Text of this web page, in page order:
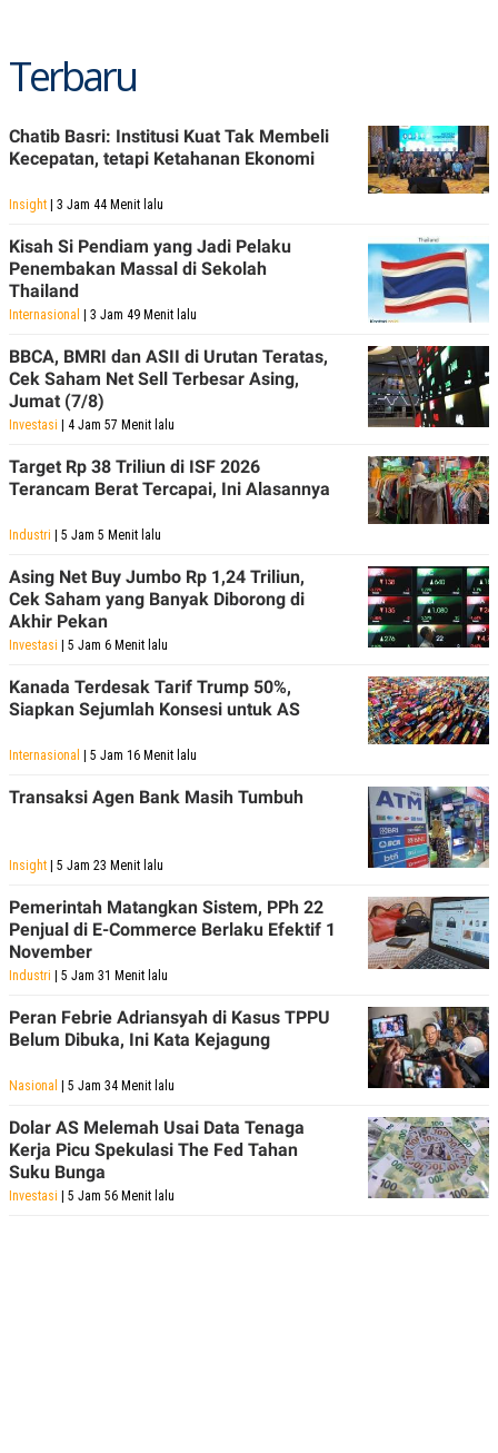
SITEMAP PROFILETERM
OF
USE
PEMBERITAAN
PRIVACY
POLICY
Terbaru
Chatib Basri: Institusi Kuat Tak Membeli
Kecepatan, tetapi Ketahanan Ekonomi
Insight | 3 Jam 44 Menit lalu
Kisah Si Pendiam yang Jadi Pelaku
Penembakan Massal di Sekolah
Thailand
Internasional | 3 Jam 49 Menit lalu
BBCA, BMRI dan ASII di Urutan Teratas,
Cek Saham Net Sell Terbesar Asing,
Jumat (7/8)
Investasi | 4 Jam 57 Menit lalu
Target Rp 38 Triliun di ISF 2026
Terancam Berat Tercapai, Ini Alasannya
Industri | 5 Jam 5 Menit lalu
Asing Net Buy Jumbo Rp 1,24 Triliun,
Cek Saham yang Banyak Diborong di
Akhir Pekan
Investasi | 5 Jam 6 Menit lalu
Kanada Terdesak Tarif Trump 50%,
Siapkan Sejumlah Konsesi untuk AS
Internasional | 5 Jam 16 Menit lalu
Transaksi Agen Bank Masih Tumbuh
Insight | 5 Jam 23 Menit lalu
Pemerintah Matangkan Sistem, PPh 22
Penjual di E-Commerce Berlaku Efektif 1
November
Industri | 5 Jam 31 Menit lalu
Peran Febrie Adriansyah di Kasus TPPU
Belum Dibuka, Ini Kata Kejagung
Nasional | 5 Jam 34 Menit lalu
Dolar AS Melemah Usai Data Tenaga
Kerja Picu Spekulasi The Fed Tahan
Suku Bunga
Investasi | 5 Jam 56 Menit lalu